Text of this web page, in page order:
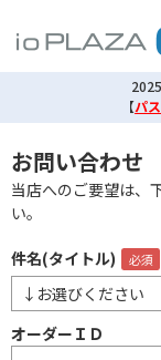
【パ
お問い合わせ
当店へのご要望は、
い。
件名(タイトル)
オーダーＩＤ